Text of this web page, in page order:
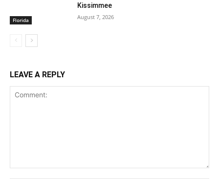
Florida
Kissimmee
August 7, 2026
LEAVE A REPLY